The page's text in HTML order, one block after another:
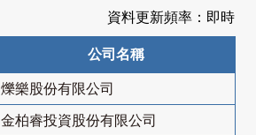
資料更新頻率：即時
公司名稱
爍樂股份有限公司
金柏睿投資股份有限公司